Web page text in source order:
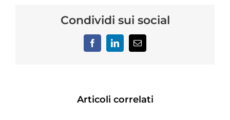
Condividi sui social
FacebookLinkedInEmail
Articoli correlati